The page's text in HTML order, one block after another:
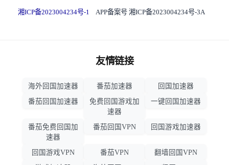
湘ICP备2023004234号-1 APP备案号 湘ICP备2023004234号-3A
友情链接
海外回国加速器 番茄加速器
回国加速器
番茄回国加速器
免费回国游戏加
速器
一键回国加速器
番茄免费回国加
速器
番茄回国VPN 回国游戏加速器
回国游戏VPN 番茄VPN
翻墙回国VPN